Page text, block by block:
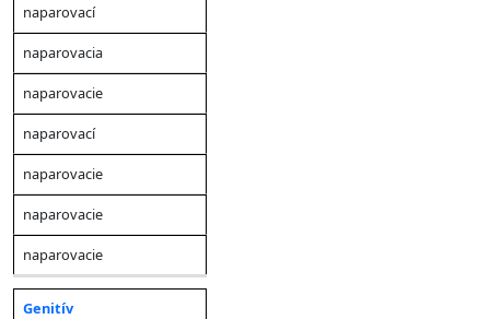
Pád
číslo
(mužský
rod
(ženský
naparovací
naparovacia
naparovacie
naparovací
naparovacie
naparovacie
naparovacie
Genitív